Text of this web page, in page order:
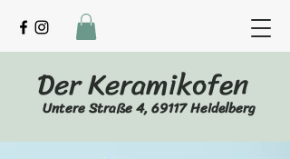
Der Keramikofen
Untere Straße 4, 69117 Heidelberg